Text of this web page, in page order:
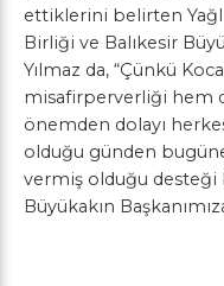
ettiklerini belirten
Birliği ve Balıkesir
Yılmaz da, “Çünkü
misafirperverliği hem
önemden dolayı
olduğu günden
vermiş olduğu desteği
Büyükakın